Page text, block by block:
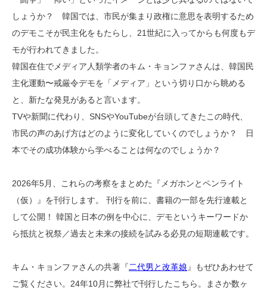
しょうか？ 韓国では、市民が集まり政権に意思を表明するため
のデモこそが民主化をもたらし、21世紀に入ってからも何度もデ
モが行われてきました。
韓国在住でメディア人類学者のキム・キョンファさんは、韓国民
主化運動〜戒厳令デモを「メディア」という切り口から眺める
と、新たな発見があると言います。
TVや新聞に代わり、SNSやYouTubeが台頭してきたこの時代、
市民の声のあげ方はどのように変化していくのでしょうか？ 日
本でその成功体験から学べることは何なのでしょうか？
2026年5月、これらの考察をまとめた『メガホンとペンライト
（仮）』を刊行します。 刊行を前に、書籍の一部を先行連載と
して公開！ 韓国と日本の例を中心に、デモというキーワードか
ら抵抗と祝祭／過去と未来の接続を試みる必見の短期連載です。
キム・キョンファさんの共著『二代男と改革娘 』もぜひあわせて
ご覧ください。24年10月に弊社で刊行したこちら。まさか数ヶ